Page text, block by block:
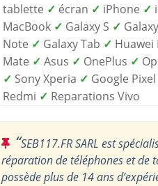
tablette ✓ écran ✓ iPhone ✓
MacBook ✓ Galaxy S ✓
Note ✓ Galaxy Tab ✓ Huawei
Mate ✓ Asus ✓ OnePlus ✓
✓ Sony Xperia ✓ Google Pixel
Redmi ✓ Reparations Vivo
“SEB117.FR SARL est
réparation de téléphones et de
possède plus de 14 ans